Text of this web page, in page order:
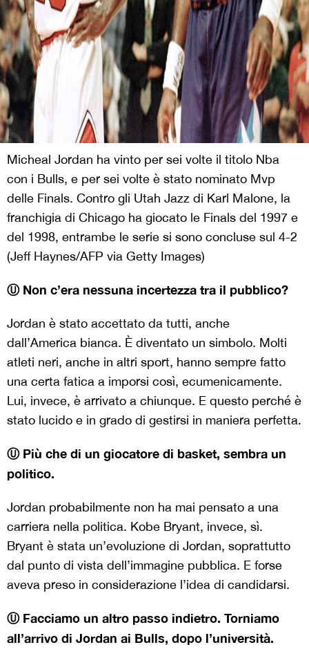
Micheal Jordan ha vinto per sei volte il titolo Nba
con i Bulls, e per sei volte è stato nominato Mvp
delle Finals. Contro gli Utah Jazz di Karl Malone, la
franchigia di Chicago ha giocato le Finals del 1997 e
del 1998, entrambe le serie si sono concluse sul 4-2
(Jeff Haynes/AFP via Getty Images)
Ⓤ Non c’era nessuna incertezza tra il pubblico?
Jordan è stato accettato da tutti, anche
dall’America bianca. È diventato un simbolo. Molti
atleti neri, anche in altri sport, hanno sempre fatto
una certa fatica a imporsi così, ecumenicamente.
Lui, invece, è arrivato a chiunque. E questo perché è
stato lucido e in grado di gestirsi in maniera perfetta.
Ⓤ Più che di un giocatore di basket, sembra un
politico.
Jordan probabilmente non ha mai pensato a una
carriera nella politica. Kobe Bryant, invece, sì.
Bryant è stata un’evoluzione di Jordan, soprattutto
dal punto di vista dell’immagine pubblica. E forse
aveva preso in considerazione l’idea di candidarsi.
Ⓤ Facciamo un altro passo indietro. Torniamo
all’arrivo di Jordan ai Bulls, dopo l’università.